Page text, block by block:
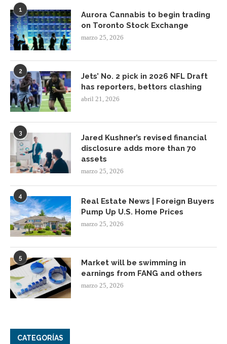
1
Aurora Cannabis to begin trading
on Toronto Stock Exchange
marzo 25, 2026
2
Jets’ No. 2 pick in 2026 NFL Draft
has reporters, bettors clashing
abril 21, 2026
3
Jared Kushner’s revised financial
disclosure adds more than 70
assets
marzo 25, 2026
4
Real Estate News | Foreign Buyers
Pump Up U.S. Home Prices
marzo 25, 2026
5
Market will be swimming in
earnings from FANG and others
marzo 25, 2026
CATEGORÍAS